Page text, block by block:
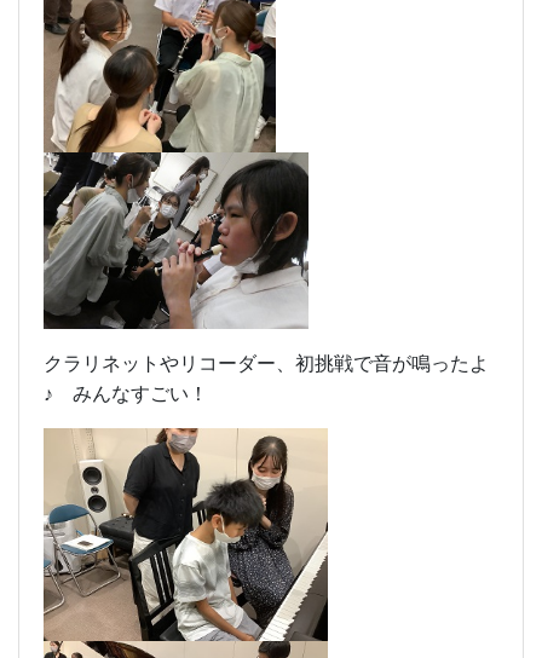
クラリネットやリコーダー、初挑戦で音が鳴ったよ
♪ みんなすごい！